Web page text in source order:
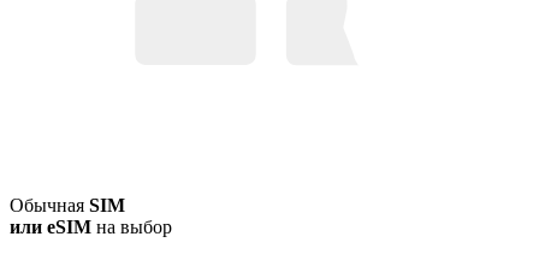
Обычная SIM
или eSIM на выбор